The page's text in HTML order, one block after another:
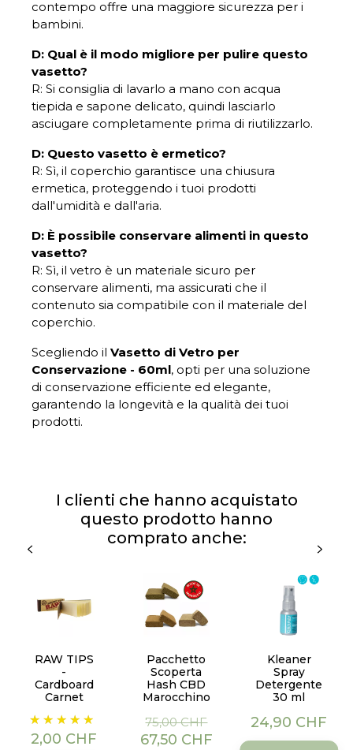
contempo offre una maggiore sicurezza per i
bambini.
D: Qual è il modo migliore per pulire questo
vasetto?
R: Si consiglia di lavarlo a mano con acqua
tiepida e sapone delicato, quindi lasciarlo
asciugare completamente prima di riutilizzarlo.
D: Questo vasetto è ermetico?
R: Sì, il coperchio garantisce una chiusura
ermetica, proteggendo i tuoi prodotti
dall'umidità e dall'aria.
D: È possibile conservare alimenti in questo
vasetto?
R: Sì, il vetro è un materiale sicuro per
conservare alimenti, ma assicurati che il
contenuto sia compatibile con il materiale del
coperchio.
Scegliendo il Vasetto di Vetro per
Conservazione - 60ml, opti per una soluzione
di conservazione efficiente ed elegante,
garantendo la longevità e la qualità dei tuoi
prodotti.
I clienti che hanno acquistato
questo prodotto hanno
comprato anche:
RAW TIPS
-
Cardboard
Carnet
Prezzo
2,00 CHF
Pacchetto
Scoperta
Hash CBD
Marocchino
Prezzo
base
75,00 CHF
Prezzo
67,50 CHF
Kleaner
Spray
Detergente
30 ml
Prezzo
24,90 CHF